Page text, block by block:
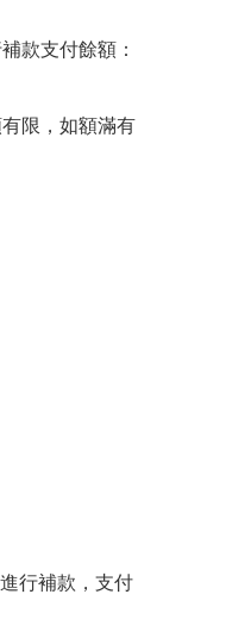
款支付餘額：
限，如額滿有
行補款，支付